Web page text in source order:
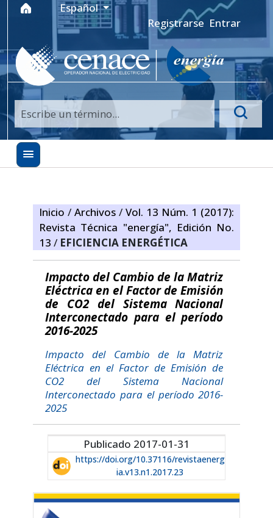
Ir al menú de navegación principal
Ir al contenido principal
Ir al pie de página del sitio
Idioma
Español
Registrarse Entrar
Inicio / Archivos / Vol. 13 Núm. 1 (2017):
Revista Técnica "energía", Edición No.
13 / EFICIENCIA ENERGÉTICA
Impacto del Cambio de la Matriz
Eléctrica en el Factor de Emisión
de CO2 del Sistema Nacional
Interconectado para el período
2016-2025
Impacto del Cambio de la Matriz
Eléctrica en el Factor de Emisión de
CO2 del Sistema Nacional
Interconectado para el período 2016-
2025
Publicado 2017-01-31
https://doi.org/10.37116/revistaenerg
ia.v13.n1.2017.23